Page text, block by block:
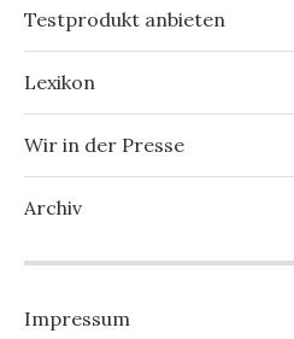
Testprodukt anbieten
Lexikon
Wir in der Presse
Archiv
Impressum